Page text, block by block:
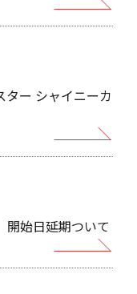
ター シャイニーカ
開始日延期ついて